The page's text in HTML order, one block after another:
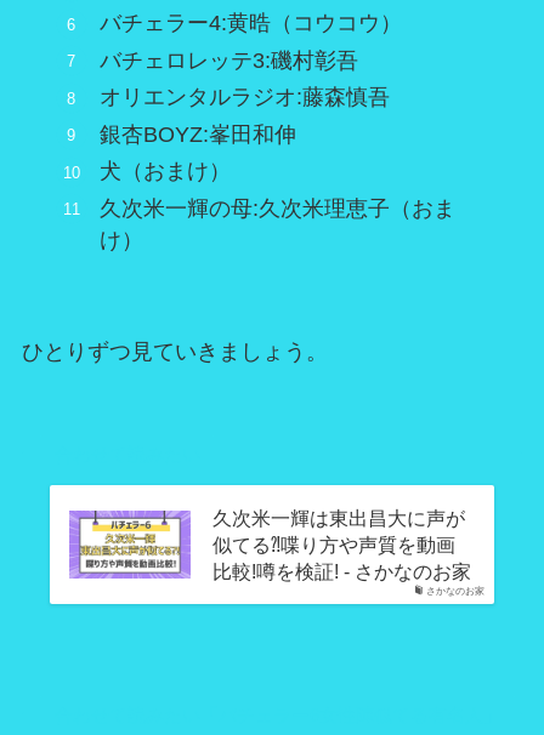
バチェラー4:黄晧（コウコウ）
バチェロレッテ3:磯村彰吾
オリエンタルラジオ:藤森慎吾
銀杏BOYZ:峯田和伸
犬（おまけ）
久次米一輝の母:久次米理恵子（おま
け）
ひとりずつ見ていきましょう。
さかなのお家
久次米一輝は東出昌大に声が
似てる⁈喋り方や声質を動画
比較!噂を検証! - さかなのお家